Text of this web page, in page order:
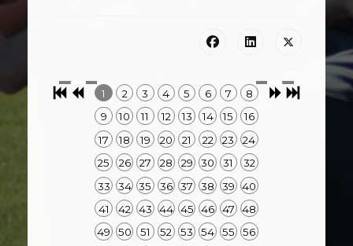
1 2 3 4 5 6 7
8
9
10 11 12 13 14 15
16
17
18 19 20 21 22 23
24
25
26 27 28 29 30 31
32
33
34 35 36 37 38 39
40
41
42 43 44 45 46 47
48
49
50 51 52 53 54 55
56